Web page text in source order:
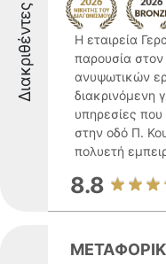
Διακριθέντες
Η εταιρεία
παρουσία
ανυψωτικών
διακρινόμενη
υπηρεσίες
στην οδό Π.
πολυετή
8.8